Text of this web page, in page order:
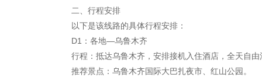
二、行程安排
以下是该线路的具体行程安排：
D1：各地—乌鲁木齐
行程：抵达乌鲁木齐，安排接机入住酒店，全天自由
推荐景点：乌鲁木齐国际大巴扎夜市、红山公园。